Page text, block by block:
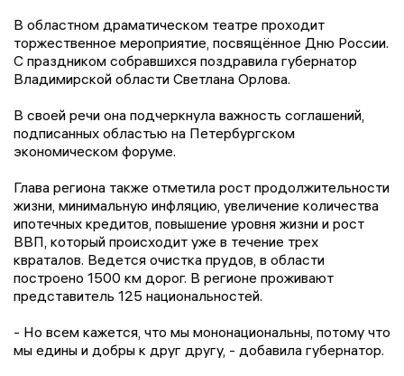
В областном драматическом театре проходит
торжественное мероприятие, посвящённое Дню России.
С праздником собравшихся поздравила губернатор
Владимирской области Светлана Орлова.
В своей речи она подчеркнула важность соглашений,
подписанных областью на Петербургском
экономическом форуме.
Глава региона также отметила рост продолжительности
жизни, минимальную инфляцию, увеличение количества
ипотечных кредитов, повышение уровня жизни и рост
ВВП, который происходит уже в течение трех
квраталов. Ведется очистка прудов, в области
построено 1500 км дорог. В регионе проживают
представитель 125 национальностей.
- Но всем кажется, что мы мононациональны, потому что
мы едины и добры к друг другу, - добавила губернатор.